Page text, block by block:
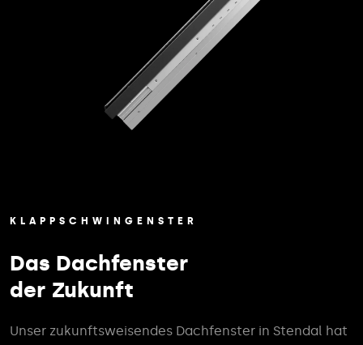
KLAPPSCHWINGENSTER
Das Dachfenster
der Zukunft
Unser zukunftsweisendes Dachfenster in Stendal hat